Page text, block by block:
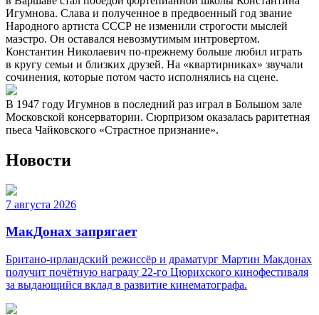
Игумнова. Слава и полученное в предвоенный год звание
Народного артиста СССР не изменили строгости мыслей
маэстро. Он оставался невозмутимым интровертом.
Константин Николаевич по-прежнему больше любил играть
в кругу семьи и близких друзей. На «квартирниках» звучали
сочинения, которые потом часто исполнялись на сцене.
В 1947 году Игумнов в последний раз играл в Большом зале
Московской консерватории. Сюрпризом оказалась раритетная
пьеса Чайковского «Страстное признание».
Новости
7 августа 2026
МакДонах запрягает
Британо-ирландский режиссёр и драматург Мартин Макдонах
получит почётную награду 22-го Цюрихского кинофестиваля
за выдающийся вклад в развитие кинематографа.